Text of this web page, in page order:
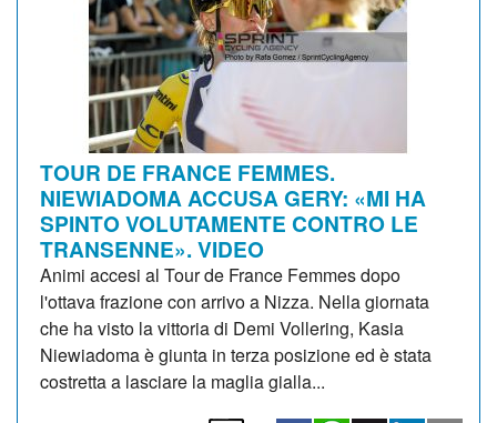
TOUR DE FRANCE FEMMES.
NIEWIADOMA ACCUSA GERY: «MI HA
SPINTO VOLUTAMENTE CONTRO LE
TRANSENNE». VIDEO
Animi accesi al Tour de France Femmes dopo
l'ottava frazione con arrivo a Nizza. Nella giornata
che ha visto la vittoria di Demi Vollering, Kasia
Niewiadoma è giunta in terza posizione ed è stata
costretta a lasciare la maglia gialla...